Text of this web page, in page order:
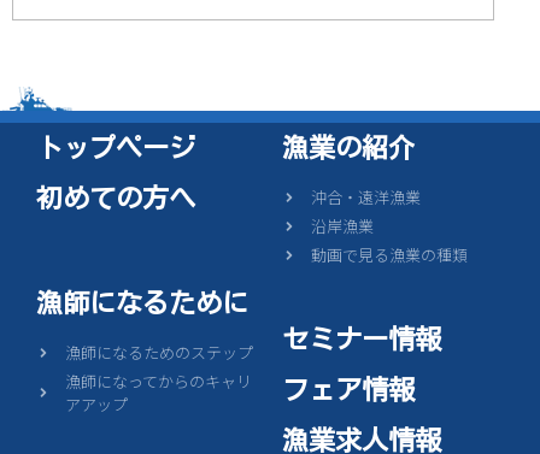
トップページ
初めての方へ
漁業の紹介
沖合・遠洋漁業
沿岸漁業
動画で見る漁業の種類
漁師になるために
漁師になるためのステップ
漁師になってからのキャリ
アアップ
セミナー情報
フェア情報
漁業求人情報